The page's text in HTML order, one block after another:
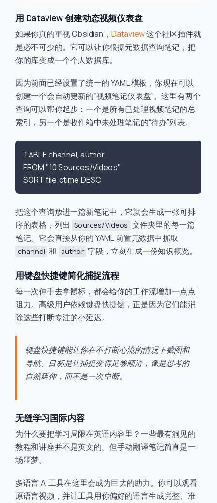
用 Dataview 创建动态视频仪表盘
如果你真的重视 Obsidian， Dataview这个社区插件就
是必不可少的。它可以让你根据元数据查询笔记，把
你的库变成一个个人数据库。
因为前面已经设置了统一的 YAML 模板，你现在可以
创建一个会自动更新的“视频笔记仪表盘”。这里有两个
查询可以帮你起步：一个是所有已处理视频笔记的总
索引，另一个是收件箱中未处理笔记的“待办”列表。
TABLE channel, author
FROM "10 Sources/Videos"
把这个查询放进一篇新笔记中，它就会生成一张可排
序的表格，列出 Sources/Videos 文件夹里的每一篇
笔记。它会直接从你的 YAML 前置元数据中抓取
channel 和 author 字段，立刻生成一份知识概览。
用键盘快捷键简化捕捉流程
每一次伸手去拿鼠标，都会给你的工作流增加一点点
阻力。高级用户依赖键盘快捷键，正是因为它们能消
除这些打断专注的小延迟。
键盘快捷键能让你在不打断心流的情况下截图和
导航。目标是让捕捉变得足够顺滑，像是思考的
自然延伸，而不是一次中断。
无缝学习国际内容
为什么要把学习局限在英语内容里？一些最有洞见的
教程和讲座并不是英文的。但手动翻译笔记简直是一
场噩梦。
多语言 AI 工具在这里会成为巨大的助力。你可以观看
原语言视频，并让工具用你偏好的语言生成完整、准